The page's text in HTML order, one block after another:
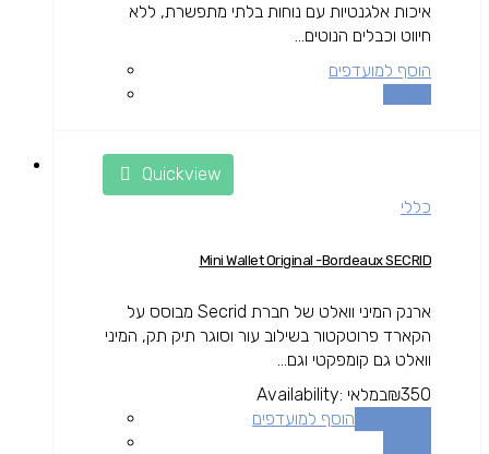
איכות אלגנטיות עם נוחות בלתי מתפשרת, ללא
חיווט וכבלים הנוטים...
הוסף למועדפים
Quickview
כללי
Mini Wallet Original -Bordeaux SECRID
ארנק המיני וואלט של חברת Secrid מבוסס על
הקארד פרוטקטור בשילוב עור וסוגר תיק תק, המיני
וואלט גם קומפקטי וגם...
₪350
Availability: במלאי
הוסף למועדפים